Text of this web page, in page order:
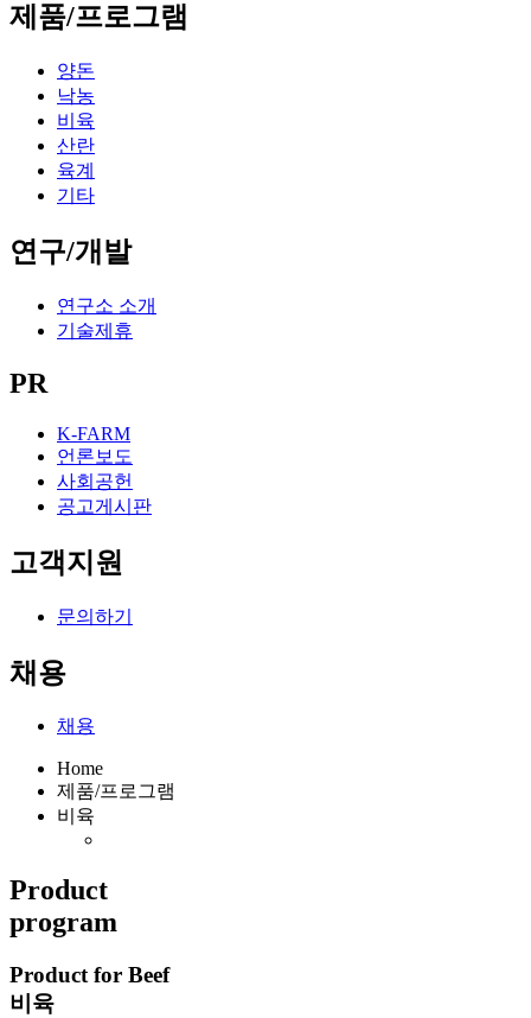
제품/프로그램
양돈
낙농
비육
산란
육계
기타
연구/개발
연구소 소개
기술제휴
PR
K-FARM
언론보도
사회공헌
공고게시판
고객지원
문의하기
채용
채용
Home
제품/프로그램
비육
Product
program
Product for Beef
비육